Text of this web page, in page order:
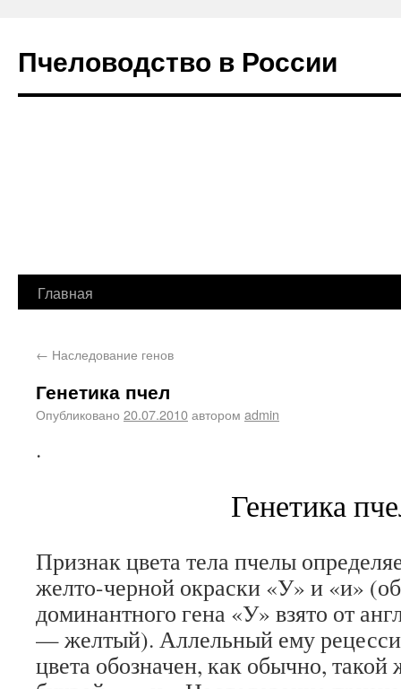
Пчеловодство в России
Главная
← Наследование генов
Генетика пчел
Опубликовано 20.07.2010автором admin
.
Генетика
Признак цвета тела пчелы
желто-черной окраски «У» и «и»
доминантного гена «У» взято от
— желтый). Аллельный ему
цвета обозначен, как обычно, такой